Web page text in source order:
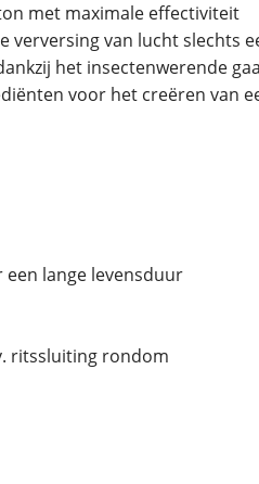
met maximale effectiviteit
verversing van lucht slechts
het insectenwerende
voor het creëren van
lange levensduur
ritssluiting rondom